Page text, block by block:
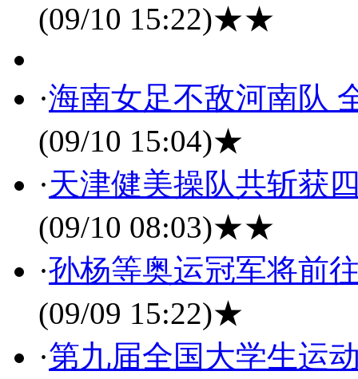
(09/10 15:22)★★
·海南女足不敌河南队
(09/10 15:04)★
·天津健美操队共斩获
(09/10 08:03)★★
·孙杨等奥运冠军将前
(09/09 15:22)★
·第九届全国大学生运